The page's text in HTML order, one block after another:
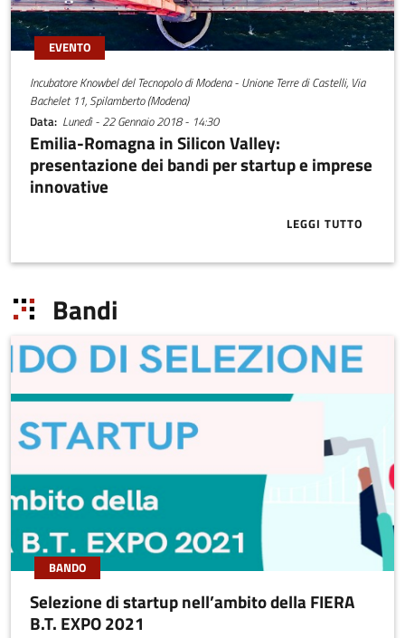
EVENTO
Incubatore Knowbel del Tecnopolo di Modena - Unione Terre di Castelli, Via
Bachelet 11, Spilamberto (Modena)
Data Lunedì - 22 Gennaio 2018 - 14:30
Emilia-Romagna in Silicon Valley:
presentazione dei bandi per startup e imprese
innovative
LEGGI TUTTO
ABOUT
Bandi
BANDO
Selezione di startup nell’ambito della FIERA
B.T. EXPO 2021